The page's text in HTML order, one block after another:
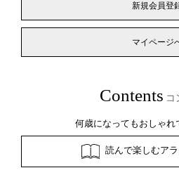
新規会員登
マイページ
Contents コ
何歳になってもおしゃれ
読んで楽しむア